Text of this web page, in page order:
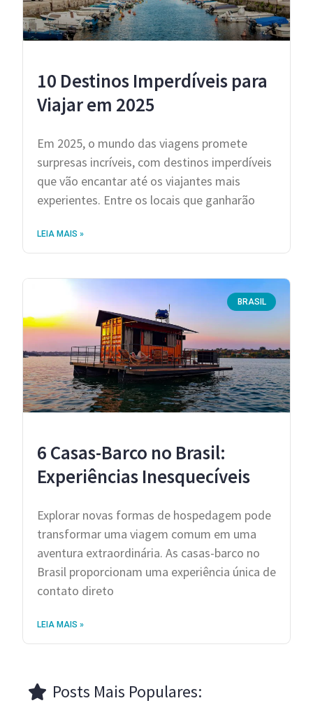
10 Destinos Imperdíveis para
Viajar em 2025
Em 2025, o mundo das viagens promete
surpresas incríveis, com destinos imperdíveis
que vão encantar até os viajantes mais
experientes. Entre os locais que ganharão
LEIA MAIS »
BRASIL
6 Casas-Barco no Brasil:
Experiências Inesquecíveis
Explorar novas formas de hospedagem pode
transformar uma viagem comum em uma
aventura extraordinária. As casas-barco no
Brasil proporcionam uma experiência única de
contato direto
LEIA MAIS »
Posts Mais Populares: